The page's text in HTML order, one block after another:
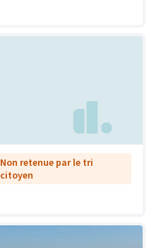
Non retenue par le tri
citoyen